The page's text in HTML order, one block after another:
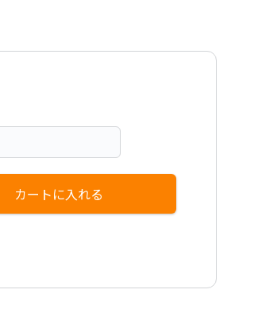
カートに入れる